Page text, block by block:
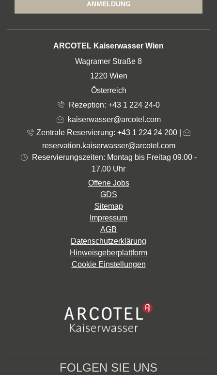
ANMELDUNG
ADRESSEARCOTEL Kaiserwasser Wien
Wagramer Straße 8
1220 Wien
Österreich
Rezeption: +43 1 224 24-0
kaiserwasser@arcotel.com
Zentrale Reservierung: +43 1 224 24 200|
reservation.kaiserwasser@arcotel.com
Reservierungszeiten: Montag bis Freitag 09.00 -
17.00 Uhr
Offene Jobs
GDS
Sitemap
Impressum
AGB
Datenschutzerklärung
Hinweisgeberplattform
Cookie Einstellungen
FOLGEN SIE UNS